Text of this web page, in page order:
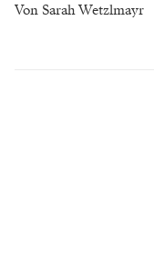
Von Sarah Wetzlmayr